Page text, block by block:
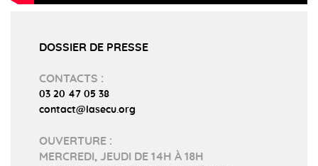
DOSSIER DE PRESSE
CONTACTS :
03 20 47 05 38
contact@lasecu.org
OUVERTURE :
MERCREDI, JEUDI DE 14H À 18H